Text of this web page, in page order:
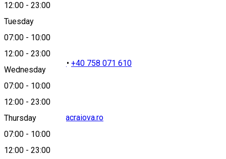
12:00 - 23:00
Tuesday
07:00 - 10:00
12:00 - 23:00
Wednesday
07:00 - 10:00
12:00 - 23:00
Thursday
07:00 - 10:00
12:00 - 23:00
Map
• +40 758 071 610
info@ramadaplazacraiova.ro